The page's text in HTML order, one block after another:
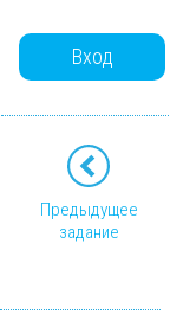
Вход
Предыдущее
задание